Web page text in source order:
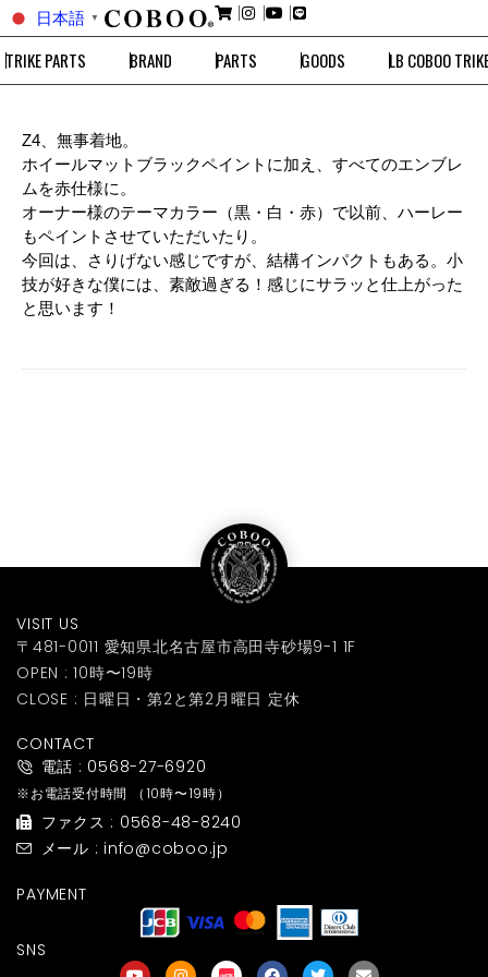
日本語 ▼
TRIKE PARTS BRAND PARTS GOODS LB COBOO
Z4、無事着地。
ホイールマットブラックペイントに加え、すべてのエンブレ
ムを赤仕様に。
オーナー様のテーマカラー（黒・白・赤）で以前、ハーレー
もペイントさせていただいたり。
今回は、さりげない感じですが、結構インパクトもある。小
技が好きな僕には、素敵過ぎる！感じにサラッと仕上がった
と思います！
VISIT US
〒481-0011 愛知県北名古屋市高田寺砂場9-1 1F
OPEN : 10時〜19時
CLOSE : 日曜日・第2と第2月曜日 定休
CONTACT
電話 : 0568-27-6920
※お電話受付時間 （10時〜19時）
ファクス : 0568-48-8240
メール : info@coboo.jp
PAYMENT
SNS